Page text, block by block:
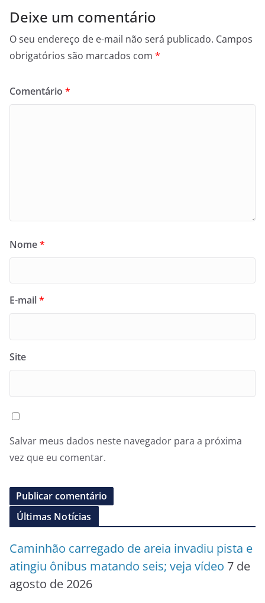
Deixe um comentário
O seu endereço de e-mail não será publicado. Campos
obrigatórios são marcados com *
Comentário *
Nome*
E-mail*
Site
Salvar meus dados neste navegador para a próxima
vez que eu comentar.
Últimas Notícias
Caminhão carregado de areia invadiu pista e
atingiu ônibus matando seis; veja vídeo 7 de
agosto de 2026